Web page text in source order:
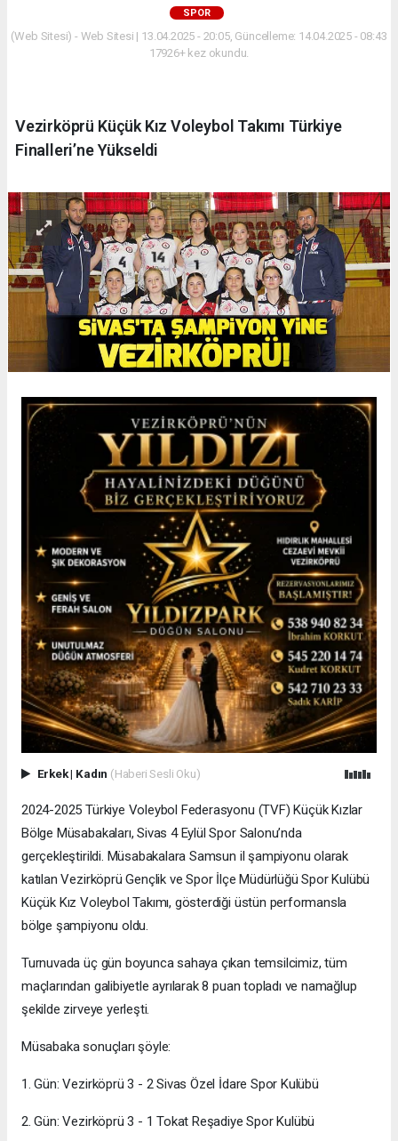
SPOR
(Web Sitesi) - Web Sitesi | 13.04.2025 - 20:05, Güncelleme: 14.04.2025 - 08:43
17926+ kez okundu.
Vezirköprü Küçük Kız Voleybol Takımı Türkiye
Finalleri’ne Yükseldi
Erkek| Kadın (Haberi Sesli Oku)
2024-2025 Türkiye Voleybol Federasyonu (TVF) Küçük Kızlar
Bölge Müsabakaları, Sivas 4 Eylül Spor Salonu’nda
gerçekleştirildi. Müsabakalara Samsun il şampiyonu olarak
katılan Vezirköprü Gençlik ve Spor İlçe Müdürlüğü Spor Kulübü
Küçük Kız Voleybol Takımı, gösterdiği üstün performansla
bölge şampiyonu oldu.
Turnuvada üç gün boyunca sahaya çıkan temsilcimiz, tüm
maçlarından galibiyetle ayrılarak 8 puan topladı ve namağlup
şekilde zirveye yerleşti.
Müsabaka sonuçları şöyle:
1. Gün: Vezirköprü 3 - 2 Sivas Özel İdare Spor Kulübü
2. Gün: Vezirköprü 3 - 1 Tokat Reşadiye Spor Kulübü